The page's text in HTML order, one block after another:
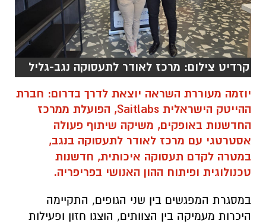
קרדיט צילום: מרכז לאודר לתעסוקה נגב-גליל
יוזמה מעוררת השראה יוצאת לדרך בדרום: חברת
ההייטק הישראלית Saitlabs, הפועלת ממרכז
החדשנות באופקים, משיקה שיתוף פעולה
אסטרטגי עם מרכז לאודר לתעסוקה בנגב,
במטרה לקדם תעסוקה איכותית, חדשנות
טכנולוגית ופיתוח ההון האנושי בפריפריה.
במסגרת המפגשים בין שני הגופים, התקיימה
היכרות מעמיקה בין הצוותים, הוצגו חזון ופעילות